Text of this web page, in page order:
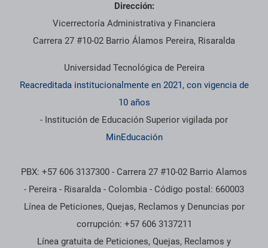
Dirección:
Vicerrectoría Administrativa y Financiera
Carrera 27 #10-02 Barrio Álamos Pereira, Risaralda
Universidad Tecnológica de Pereira
Reacreditada institucionalmente en 2021, con vigencia de
10 años
- Institución de Educación Superior vigilada por
MinEducación
PBX: +57 606 3137300 - Carrera 27 #10-02 Barrio Alamos
- Pereira - Risaralda - Colombia - Código postal: 660003
Línea de Peticiones, Quejas, Reclamos y Denuncias por
corrupción: +57 606 3137211
Línea gratuita de Peticiones, Quejas, Reclamos y